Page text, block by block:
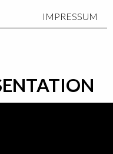
IMPRESSUM